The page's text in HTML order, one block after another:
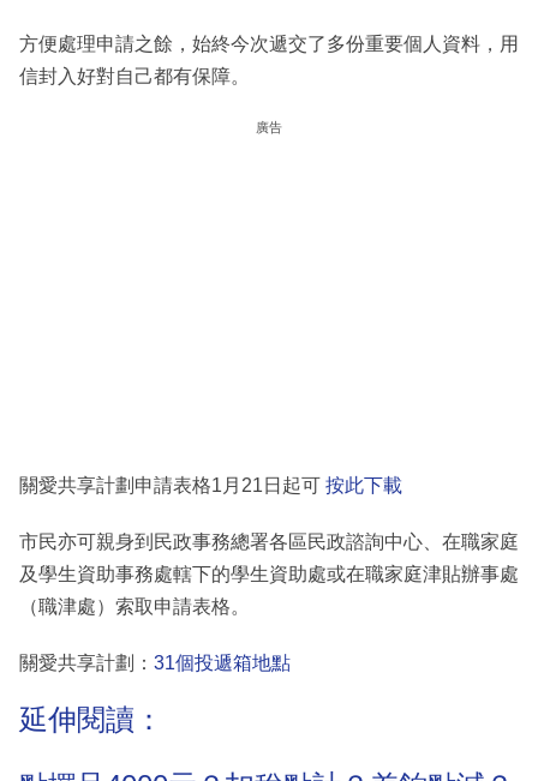
方便處理申請之餘，始終今次遞交了多份重要個人資料，用
信封入好對自己都有保障。
廣告
關愛共享計劃申請表格1月21日起可 按此下載
市民亦可親身到民政事務總署各區民政諮詢中心、在職家庭
及學生資助事務處轄下的學生資助處或在職家庭津貼辦事處
（職津處）索取申請表格。
關愛共享計劃： 31個投遞箱地點
延伸閱讀：